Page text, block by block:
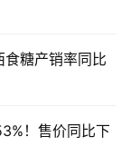
糖产销率同比
！售价同比下